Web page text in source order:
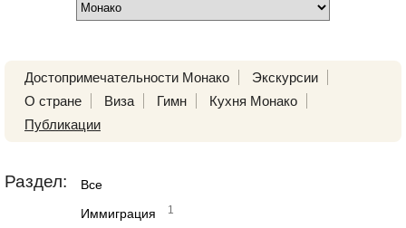
Достопримечательности Монако
Экскурсии
О стране
Виза Гимн
Кухня Монако
Публикации
Раздел: Все
Иммиграция 1